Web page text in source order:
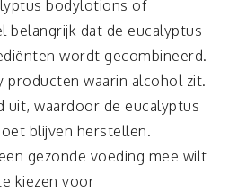
bodylotions of
belangrijk dat de eucalyptus
wordt gecombineerd.
producten waarin alcohol zit.
uit, waardoor de eucalyptus
blijven herstellen.
gezonde voeding mee wilt
kiezen voor